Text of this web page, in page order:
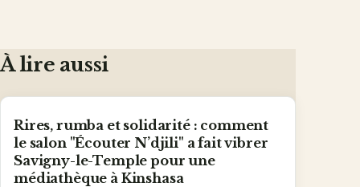
À lire aussi
Rires, rumba et solidarité : comment
le salon "Écouter N’djili" a fait vibrer
Savigny-le-Temple pour une
médiathèque à Kinshasa